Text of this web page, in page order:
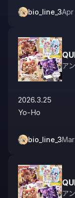
bio_line_3
ア
2026.3.25
Yo-Ho
bio_line_3
ア